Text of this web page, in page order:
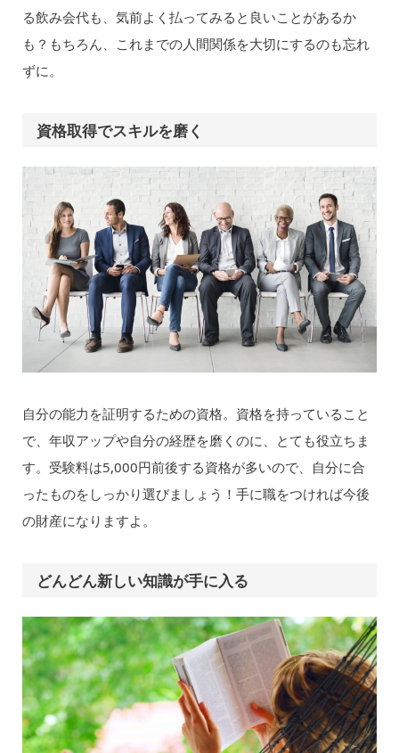
る飲み会代も、気前よく払ってみると良いことがあるか
も？もちろん、これまでの人間関係を大切にするのも忘れ
ずに。
資格取得でスキルを磨く
自分の能力を証明するための資格。資格を持っていること
で、年収アップや自分の経歴を磨くのに、とても役立ちま
す。受験料は5,000円前後する資格が多いので、自分に合
ったものをしっかり選びましょう！手に職をつければ今後
の財産になりますよ。
どんどん新しい知識が手に入る